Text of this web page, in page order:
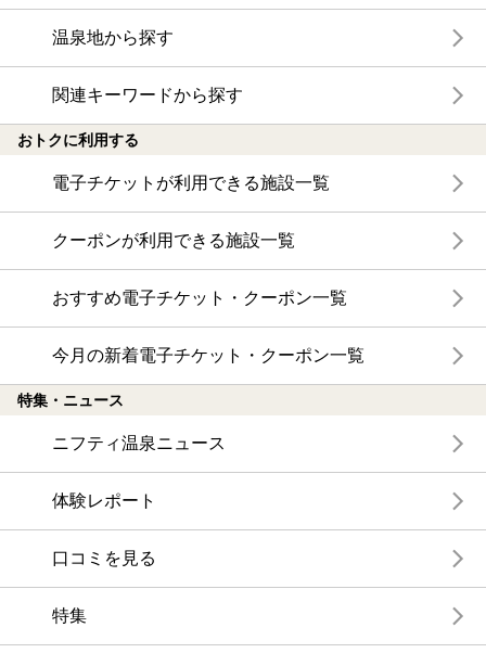
温泉地から探す
関連キーワードから探す
おトクに利用する
電子チケットが利用できる施設一覧
クーポンが利用できる施設一覧
おすすめ電子チケット・クーポン一覧
今月の新着電子チケット・クーポン一覧
特集・ニュース
ニフティ温泉ニュース
体験レポート
口コミを見る
特集